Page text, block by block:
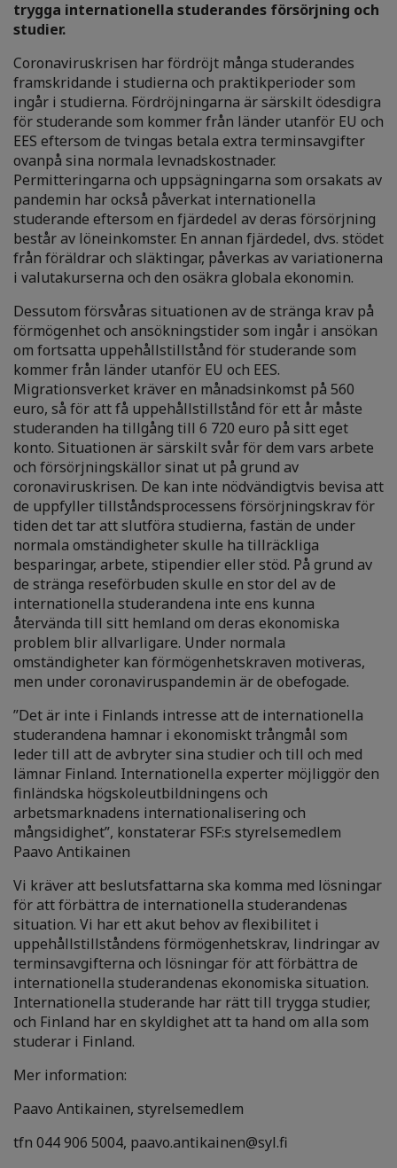
trygga internationella studerandes försörjning och
studier.
Coronaviruskrisen har fördröjt många studerandes
framskridande i studierna och praktikperioder som
ingår i studierna. Fördröjningarna är särskilt ödesdigra
för studerande som kommer från länder utanför EU och
EES eftersom de tvingas betala extra terminsavgifter
ovanpå sina normala levnadskostnader.
Permitteringarna och uppsägningarna som orsakats av
pandemin har också påverkat internationella
studerande eftersom en fjärdedel av deras försörjning
består av löneinkomster. En annan fjärdedel, dvs. stödet
från föräldrar och släktingar, påverkas av variationerna
i valutakurserna och den osäkra globala ekonomin.
Dessutom försvåras situationen av de stränga krav på
förmögenhet och ansökningstider som ingår i ansökan
om fortsatta uppehållstillstånd för studerande som
kommer från länder utanför EU och EES.
Migrationsverket kräver en månadsinkomst på 560
euro, så för att få uppehållstillstånd för ett år måste
studeranden ha tillgång till 6 720 euro på sitt eget
konto. Situationen är särskilt svår för dem vars arbete
och försörjningskällor sinat ut på grund av
coronaviruskrisen. De kan inte nödvändigtvis bevisa att
de uppfyller tillståndsprocessens försörjningskrav för
tiden det tar att slutföra studierna, fastän de under
normala omständigheter skulle ha tillräckliga
besparingar, arbete, stipendier eller stöd. På grund av
de stränga reseförbuden skulle en stor del av de
internationella studerandena inte ens kunna
återvända till sitt hemland om deras ekonomiska
problem blir allvarligare. Under normala
omständigheter kan förmögenhetskraven motiveras,
men under coronaviruspandemin är de obefogade.
”Det är inte i Finlands intresse att de internationella
studerandena hamnar i ekonomiskt trångmål som
leder till att de avbryter sina studier och till och med
lämnar Finland. Internationella experter möjliggör den
finländska högskoleutbildningens och
arbetsmarknadens internationalisering och
mångsidighet”, konstaterar FSF:s styrelsemedlem
Paavo Antikainen
Vi kräver att beslutsfattarna ska komma med lösningar
för att förbättra de internationella studerandenas
situation. Vi har ett akut behov av flexibilitet i
uppehållstillståndens förmögenhetskrav, lindringar av
terminsavgifterna och lösningar för att förbättra de
internationella studerandenas ekonomiska situation.
Internationella studerande har rätt till trygga studier,
och Finland har en skyldighet att ta hand om alla som
studerar i Finland.
Mer information:
Paavo Antikainen, styrelsemedlem
tfn 044 906 5004, paavo.antikainen@syl.fi